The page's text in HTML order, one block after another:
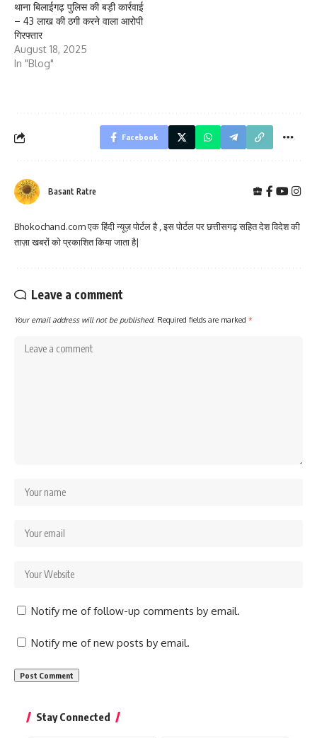
थाना बिलाईगढ़ पुलिस की बड़ी कार्रवाई
– 43 लाख की ठगी करने वाला आरोपी
गिरफ्तार
August 18, 2025
In "Blog"
Facebook
Basant Ratre
Bhokochand.com एक हिंदी न्यूज़ पोर्टल है , इस पोर्टल पर छत्तीसगढ़ सहित देश विदेश की
ताज़ा खबरों को प्रकाशित किया जाता है|
Leave a comment
Your email address will not be published. Required fields are marked *
Notify me of follow-up comments by email.
Notify me of new posts by email.
Stay Connected